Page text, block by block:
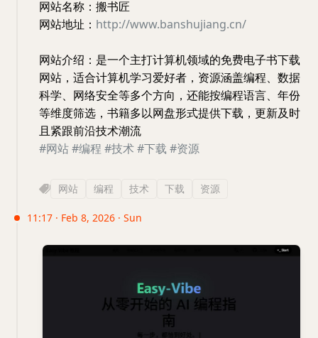
网站名称：搬书匠
网站地址： http://www.banshujiang.cn/
网站介绍：是一个主打计算机领域的免费电子书下载
网站，适合计算机学习爱好者，资源涵盖编程、数据
科学、网络安全等多个方向，还能按编程语言、年份
等维度筛选，书籍多以网盘形式提供下载，更新及时
且紧跟前沿技术潮流
#网站#编程 #技术#下载 #资源
网站 编程 技术 下载 资源
11:17 · Feb 8, 2026 · Sun